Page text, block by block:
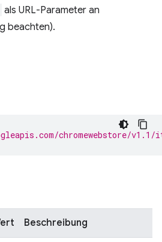
als URL-Parameter an
beachten).
chromewebstore/
Beschreibung